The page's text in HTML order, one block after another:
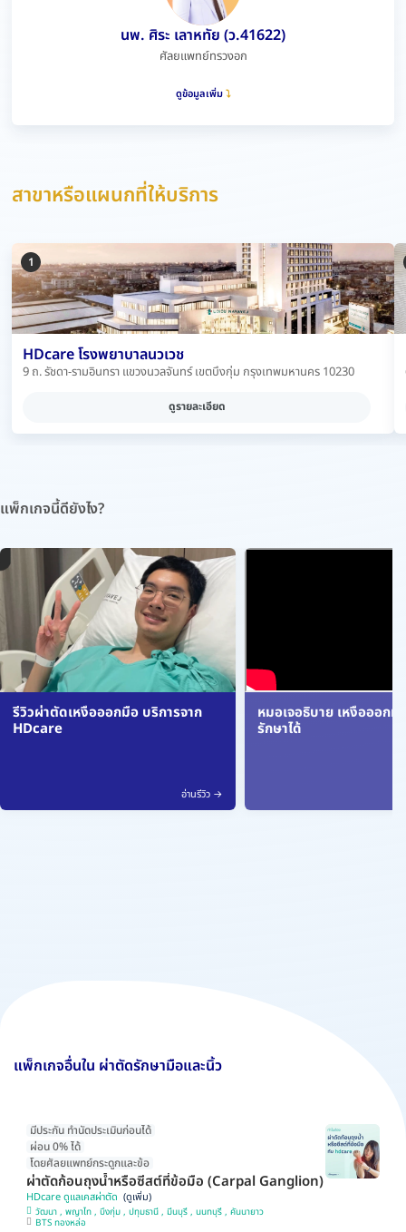
นพ. ศิระ เลาหทัย (ว.41622)
ศัลยแพทย์ทรวงอก
ดูข้อมูลเพิ่ม
สาขาหรือแผนกที่ให้บริการ
1
HDcare โรงพยาบาลนวเวช
9 ถ. รัชดา-รามอินทรา แขวงนวลจันทร์ เขตบึงกุ่ม กรุงเทพมหานคร 10230
ดูรายละเอียด
แพ็กเกจนี้ดียังไง?
รีวิวผ่าตัดเหงื่อออกมือ บริการจาก
HDcare
อ่านรีวิว →
หมอเจอธิบาย เหงื่อออกม
รักษาได้
แพ็กเกจอื่นใน ผ่าตัดรักษามือและนิ้ว
มีประกัน ทำนัดประเมินก่อนได้
ผ่อน 0% ได้
โดยศัลยแพทย์กระดูกและข้อ
ผ่าตัดก้อนถุงน้ำหรือซีสต์ที่ข้อมือ (Carpal Ganglion)
HDcare ดูแลเคสผ่าตัด
วัฒนา , พญาไท , บึงกุ่ม , ปทุมธานี , มีนบุรี , นนทบุรี , คันนายาว
BTS ทองหล่อ